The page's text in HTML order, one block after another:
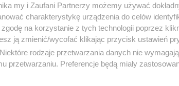
zamknięciach sklepów Dealz.
oznacza to, że sklepy mogą dalej
my i Zaufani Partnerzy możemy używać
charakterystykę urządzenia do celów
na korzystanie z tych technologii poprzez
ją zmienić/wycofać klikając przycisk ustawień
rodzaje przetwarzania danych nie
przetwarzaniu. Preferencje będą miały